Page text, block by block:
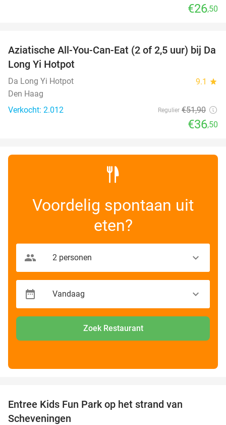
€26,50
30%
Aziatische All-You-Can-Eat (2 of 2,5 uur) bij Da
Long Yi Hotpot
Da Long Yi Hotpot 9.1 star
Den Haag
Verkocht: 2.012
Regulier €51,90
€36,50
Voordelig spontaan uit
eten?
Zoek Restaurant
Entree Kids Fun Park op het strand van
Scheveningen